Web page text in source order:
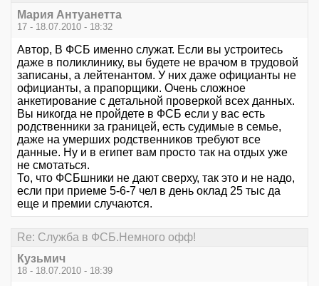
Мария Антуанетта
17 - 18.07.2010 - 18:32
Автор, В ФСБ именно служат. Если вы устроитесь
даже в поликлинику, вы будете не врачом в трудовой
записаны, а лейтенантом. У них даже официанты не
официанты, а прапорщики. Очень сложное
анкетирование с детальной проверкой всех данных.
Вы никогда не пройдете в ФСБ если у вас есть
родственники за границей, есть судимые в семье,
даже на умерших родственников требуют все
данные. Ну и в египет вам просто так на отдых уже
не смотаться.
То, что ФСБшники не дают сверху, так это и не надо,
если при приеме 5-6-7 чел в день оклад 25 тыс да
еще и премии случаются.
Re: Служба в ФСБ.Немного офф!
Кузьмич
18 - 18.07.2010 - 18:39